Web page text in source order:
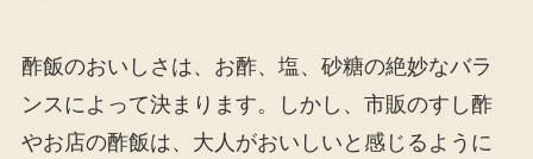
酢飯のおいしさは、お酢、塩、砂糖の絶妙なバラ
ンスによって決まります。しかし、市販のすし酢
やお店の酢飯は、大人がおいしいと感じるように